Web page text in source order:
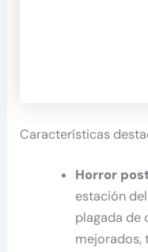
Características
Horror
estación
plagada de
mejorados,